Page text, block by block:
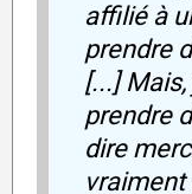
affilié à
prendre
[...]
prendre
dire